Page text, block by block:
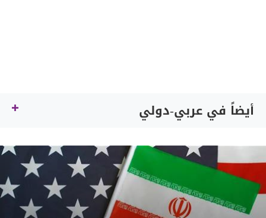
أيضاً في عربي-دولي